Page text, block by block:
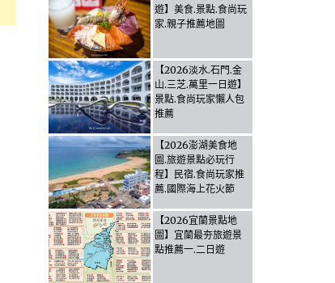
遊】美食.景點.食尚玩
家.親子推薦地圖
【2026淡水.石門.金
山.三芝.萬里一日遊】
景點.食尚玩家懶人包
推薦
【2026澎湖美食地
圖.旅遊景點必玩行
程】民宿.食尚玩家推
薦.國際海上花火節
【2026宜蘭景點地
圖】宜蘭最夯旅遊景
點推薦一.二日遊